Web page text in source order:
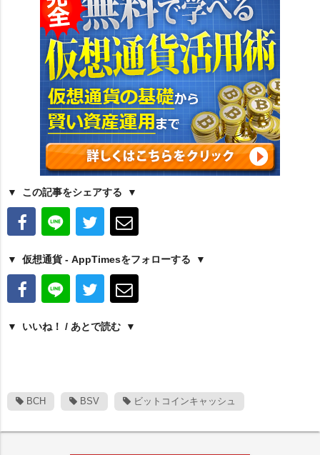
この記事をシェアする
仮想通貨 - AppTimesをフォローする
いいね！ / あとで読む
BCH BSV ビットコインキャッシュ